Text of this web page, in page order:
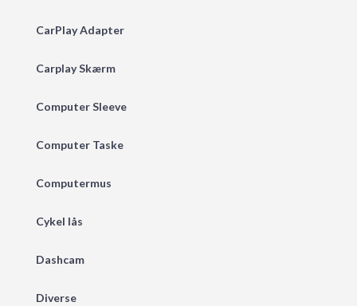
CarPlay Adapter
Carplay Skærm
Computer Sleeve
Computer Taske
Computermus
Cykel lås
Dashcam
Diverse